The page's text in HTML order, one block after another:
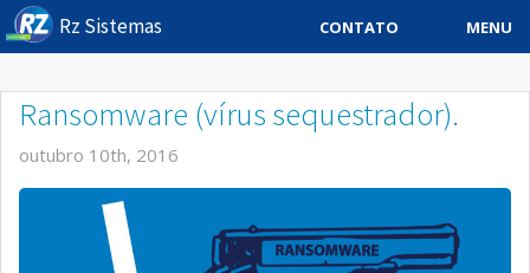
Rz Sistemas CONTATO MENU
Blog
Ransomware (vírus sequestrador).
outubro 10th, 2016